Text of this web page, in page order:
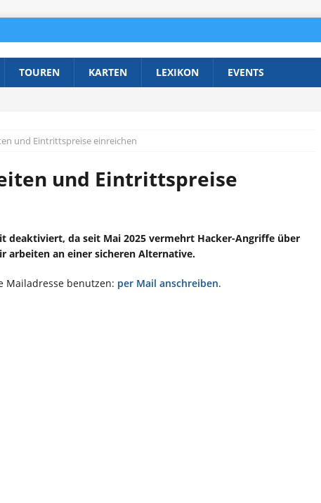
TOUREN KARTEN LEXIKON EVENTS
und Eintrittspreise einreichen
und Eintrittspreise
deaktiviert, da seit Mai 2025 vermehrt Hacker-Angriffe über
an einer sicheren Alternative.
Mailadresse benutzen: per Mail anschreiben.